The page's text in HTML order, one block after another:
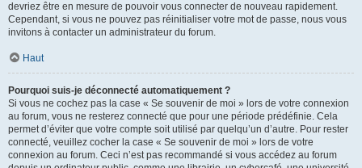
devriez être en mesure de pouvoir vous connecter de nouveau rapidement.
Cependant, si vous ne pouvez pas réinitialiser votre mot de passe, nous vous
invitons à contacter un administrateur du forum.
Haut
Pourquoi suis-je déconnecté automatiquement ?
Si vous ne cochez pas la case « Se souvenir de moi » lors de votre connexion
au forum, vous ne resterez connecté que pour une période prédéfinie. Cela
permet d’éviter que votre compte soit utilisé par quelqu’un d’autre. Pour rester
connecté, veuillez cocher la case « Se souvenir de moi » lors de votre
connexion au forum. Ceci n’est pas recommandé si vous accédez au forum